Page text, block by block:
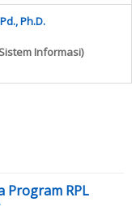
Ph.D.
Informasi)
Program RPL